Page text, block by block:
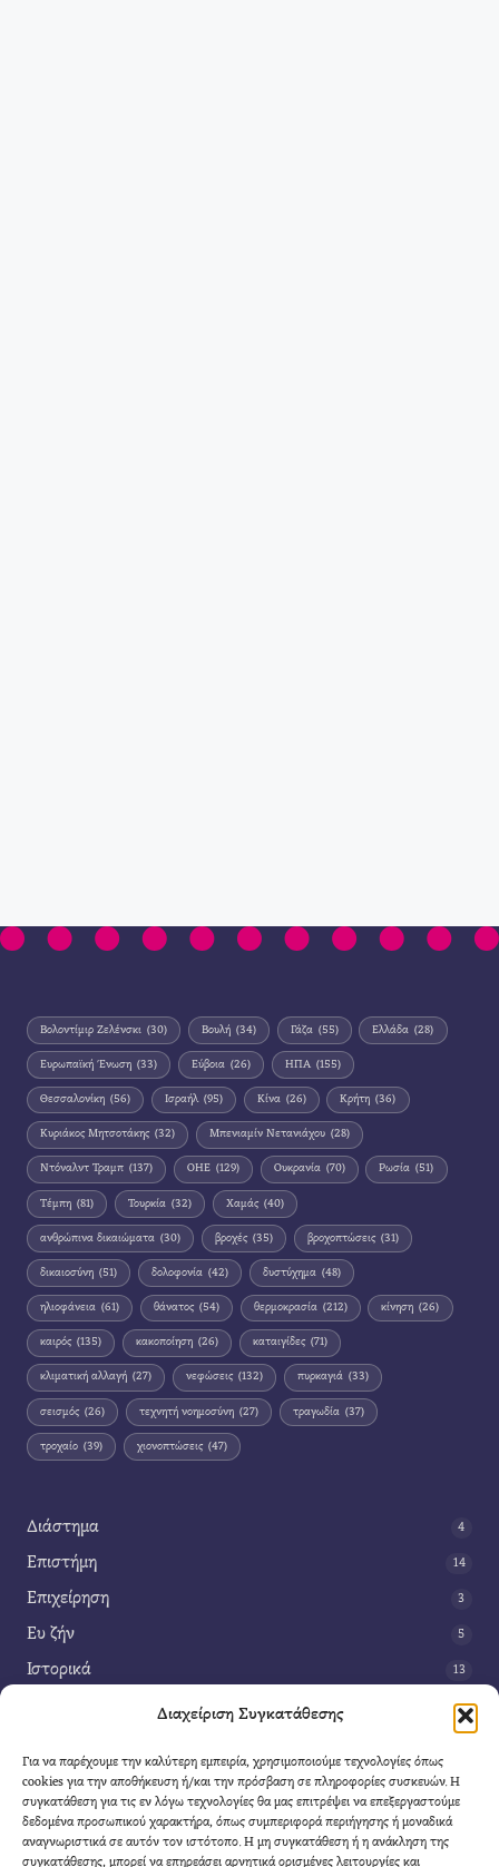
Διαχείριση Συγκατάθεσης
Για να παρέχουμε την καλύτερη εμπειρία, χρησιμοποιούμε τεχνολογίες όπως
cookies για την αποθήκευση ή/και την πρόσβαση σε πληροφορίες συσκευών. Η
συγκατάθεση για τις εν λόγω τεχνολογίες θα μας επιτρέψει να επεξεργαστούμε
δεδομένα προσωπικού χαρακτήρα, όπως συμπεριφορά περιήγησης ή μοναδικά
αναγνωριστικά σε αυτόν τον ιστότοπο. Η μη συγκατάθεση ή η ανάκληση της
συγκατάθεσης, μπορεί να επηρεάσει αρνητικά ορισμένες λειτουργίες και
Βολοντίμιρ Ζελένσκι (30) Βουλή (34) Γάζα (55) Ελλάδα (28)
Ευρωπαϊκή Ένωση (33) Εύβοια (26) ΗΠΑ (155)
Θεσσαλονίκη (56) Ισραήλ (95) Κίνα (26) Κρήτη (36)
Κυριάκος Μητσοτάκης (32) Μπενιαμίν Νετανιάχου (28)
Ντόναλντ Τραμπ (137) ΟΗΕ (129) Ουκρανία (70) Ρωσία (51)
Τέμπη (81) Τουρκία (32) Χαμάς (40)
ανθρώπινα δικαιώματα (30) βροχές (35) βροχοπτώσεις (31)
δικαιοσύνη (51) δολοφονία (42) δυστύχημα (48)
ηλιοφάνεια (61) θάνατος (54) θερμοκρασία (212) κίνηση (26)
καιρός (135) κακοποίηση (26) καταιγίδες (71)
κλιματική αλλαγή (27) νεφώσεις (132) πυρκαγιά (33)
σεισμός (26) τεχνητή νοημοσύνη (27) τραγωδία (37)
τροχαίο (39) χιονοπτώσεις (47)
Διάστημα 4
Επιστήμη 14
Επιχείρηση 3
Ευ ζήν 5
Ιστορικά 13
42
Τέχνη 3
Τεχνολογία
Υγεία